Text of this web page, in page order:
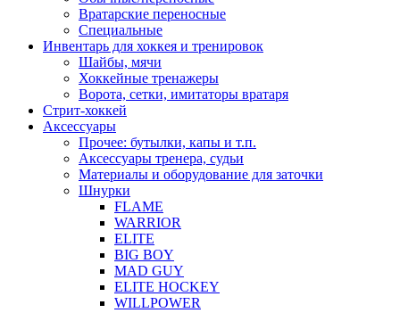
Вратарские переносные
Специальные
Инвентарь для хоккея и тренировок
Шайбы, мячи
Хоккейные тренажеры
Ворота, сетки, имитаторы вратаря
Стрит-хоккей
Аксессуары
Прочее: бутылки, капы и т.п.
Аксессуары тренера, судьи
Материалы и оборудование для заточки
Шнурки
FLAME
WARRIOR
ELITE
BIG BOY
MAD GUY
ELITE HOCKEY
WILLPOWER